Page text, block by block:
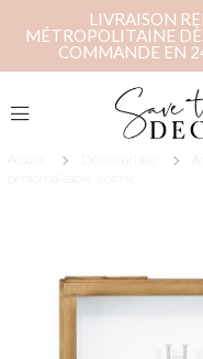
LIVRAISON
MÉTROPOLITAINE
COMMANDE EN
Accueil Déco mariage
personnalisable "cosmic"